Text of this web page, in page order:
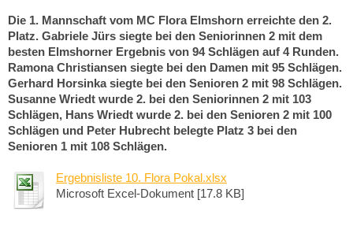
Die 1. Mannschaft vom MC Flora Elmshorn erreichte den 2.
Platz. Gabriele Jürs siegte bei den Seniorinnen 2 mit dem
besten Elmshorner Ergebnis von 94 Schlägen auf 4 Runden.
Ramona Christiansen siegte bei den Damen mit 95 Schlägen.
Gerhard Horsinka siegte bei den Senioren 2 mit 98 Schlägen.
Susanne Wriedt wurde 2. bei den Seniorinnen 2 mit 103
Schlägen, Hans Wriedt wurde 2. bei den Senioren 2 mit 100
Schlägen und Peter Hubrecht belegte Platz 3 bei den
Senioren 1 mit 108 Schlägen.
Ergebnisliste 10. Flora Pokal.xlsx
Microsoft Excel-Dokument [17.8 KB]